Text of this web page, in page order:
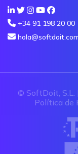
+34 91 198 20 00
© SoftDoit, S.L. |
Política de